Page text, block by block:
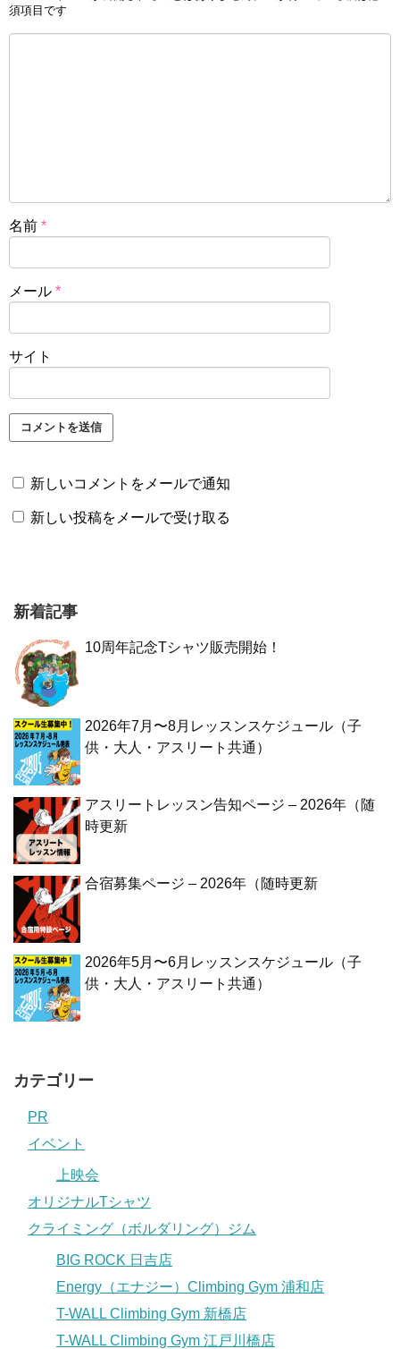
須項目です
名前 *
メール *
サイト
新しいコメントをメールで通知
新しい投稿をメールで受け取る
新着記事
10周年記念Tシャツ販売開始！
2026年7月〜8月レッスンスケジュール（子
供・大人・アスリート共通）
アスリートレッスン告知ページ – 2026年（随
時更新
合宿募集ページ – 2026年（随時更新
2026年5月〜6月レッスンスケジュール（子
供・大人・アスリート共通）
カテゴリー
PR
イベント
上映会
オリジナルTシャツ
クライミング（ボルダリング）ジム
BIG ROCK 日吉店
Energy（エナジー）Climbing Gym 浦和店
T-WALL Climbing Gym 新橋店
T-WALL Climbing Gym 江戸川橋店